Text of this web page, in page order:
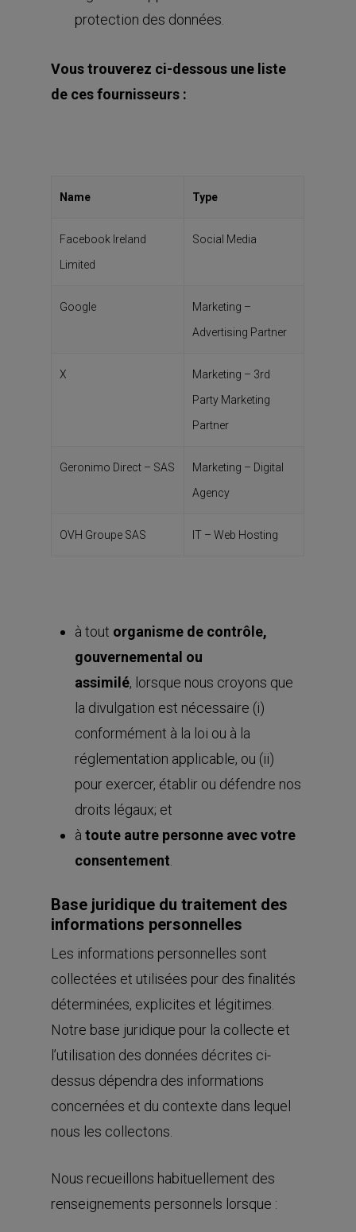
protection des données.
Vous trouverez ci-dessous une liste
de ces fournisseurs :
Name Type
Facebook Ireland
Limited
Social Media
Google
Marketing –
Advertising Partner
X
Marketing – 3rd
Party Marketing
Partner
Geronimo Direct – SAS
Marketing – Digital
Agency
OVH Groupe SAS IT – Web Hosting
à tout organisme de contrôle,
gouvernemental ou
assimilé, lorsque nous croyons que
la divulgation est nécessaire (i)
conformément à la loi ou à la
réglementation applicable, ou (ii)
pour exercer, établir ou défendre nos
droits légaux; et
àtoute autre personne avec votre
consentement
Base juridique du traitement des
informations personnelles
Les informations personnelles sont
collectées et utilisées pour des finalités
déterminées, explicites et légitimes.
Notre base juridique pour la collecte et
l’utilisation des données décrites ci-
dessus dépendra des informations
concernées et du contexte dans lequel
nous les collectons.
Nous recueillons habituellement des
renseignements personnels lorsque :